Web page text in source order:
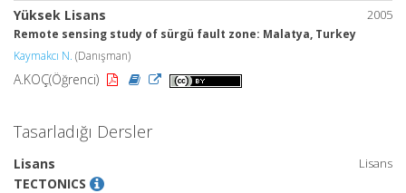
2005
Yüksek Lisans
Remote sensing study of sürgü fault zone: Malatya, Turkey
Kaymakcı N. (Danışman)
A.KOÇ(Öğrenci)
Tasarladığı Dersler
Lisans
Lisans
TECTONICS